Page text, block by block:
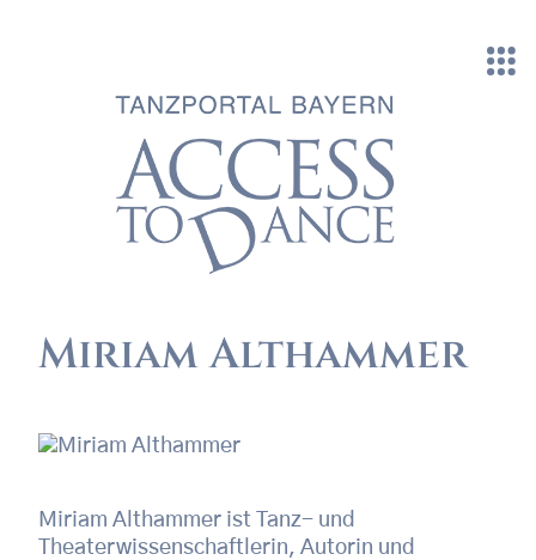
Miriam Althammer
Miriam Althammer ist Tanz- und
Theaterwissenschaftlerin, Autorin und